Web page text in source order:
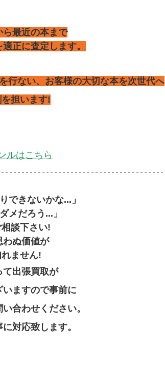
最近の本まで
正に査定します。
行ない、お客様の大切な本を次世代へ
担います!
ルはこちら
できないかな...」
メだろう...」
談下さい!
わぬ価値が
ません!
て出張買取が
ますので事前に
合わせください。
対応致します。